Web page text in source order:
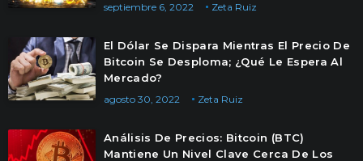
Zeta Ruiz
septiembre 6, 2022
El Dólar Se Dispara Mientras El Precio De
Bitcoin Se Desploma; ¿Qué Le Espera Al
Mercado?
Zeta Ruiz
agosto 30, 2022
Análisis De Precios: Bitcoin (BTC)
Mantiene Un Nivel Clave Cerca De Los